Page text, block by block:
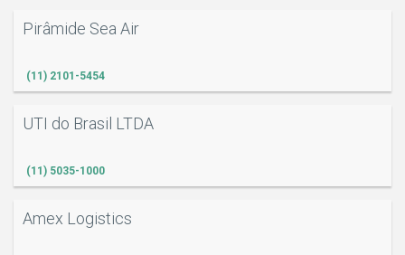
Pirâmide Sea Air
(11) 2101-5454
UTI do Brasil LTDA
(11) 5035-1000
Amex Logistics